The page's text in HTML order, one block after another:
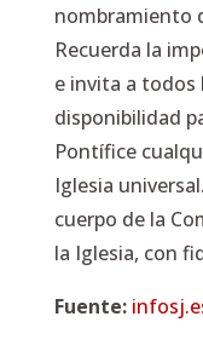
nombramiento
Recuerda la
e invita a todos
disponibilidad
Pontífice
Iglesia
cuerpo de la
la Iglesia, con
Fuente: